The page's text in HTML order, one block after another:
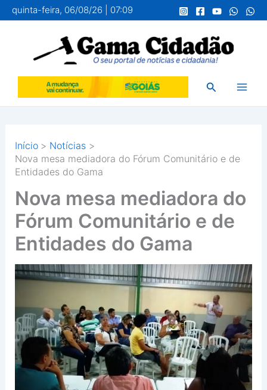
para
conteúdo
quinta-feira, 06/08/26 | 07:09
Pesquisar
Início
Notícias
Nova mesa mediadora do Fórum Comunitário e de
Entidades do Gama
Nova mesa mediadora do
Fórum Comunitário e de
Entidades do Gama